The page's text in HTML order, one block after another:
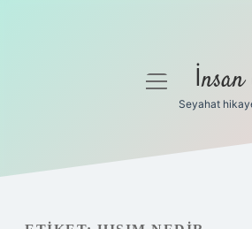
Gizlilik Politikası
menüyü
Seyahat